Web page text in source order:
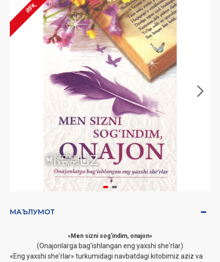
ЙЎҚ
МАЪЛУМОТ
«Men sizni sog'indim, onajon»
(Onajonlarga bag'ishlangan eng yaxshi she'rlar)
«Eng yaxshi she'rlar» turkumidagi navbatdagi kitobimiz aziz va